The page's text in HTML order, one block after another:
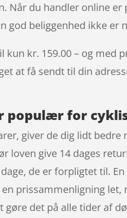
Når du handler online er
god beliggenhed ikke er
kun kr. 159.00 – og med
at få sendt til din
populær for
giver de dig lidt bedre
loven give 14 dages
de er forpligtet til.
prissammenligning let,
det på alle tider af